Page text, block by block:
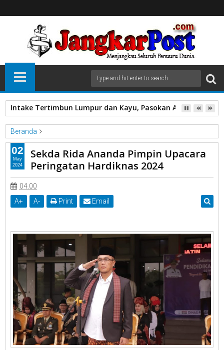
Intake Tertimbun Lumpur dan Kayu, Pasokan Air Bersih di
Beranda
Sekda Rida Ananda Pimpin Upacara Peringatan Hardiknas 2024
Sekda Rida Ananda Pimpin Upacara Peringatan Hardiknas 2024
Sekda Rida Ananda Pimpin Upacara
Peringatan Hardiknas 2024
04.00
A+ A- Print Email
02
May
2024